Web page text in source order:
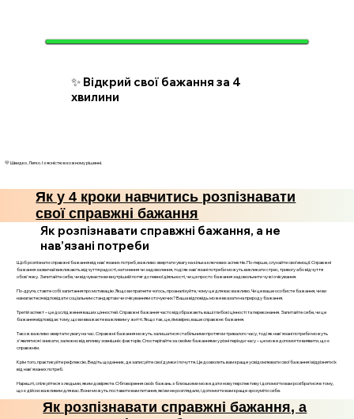
✨ Відкрий свої бажання за 4
хвилини
💛 Швидко. Легко. І з ясністю в кожному рішенні.
Як у 4 кроки навчитись розпізнавати
свої справжні бажання
Як розпізнавати справжні бажання, а не
нав’язані потреби
Щоб розпізнати справжні бажання від нав'язаних потреб, важливо звертати увагу на кілька ключових аспектів. По-перше, слухайте свої емоції. Справжні
бажання зазвичай викликають відчуття радості, натхнення чи задоволення, тоді як нав'язані потреби можуть викликати стрес, тривогу або відчуття
обов'язку. Запитайте себе, чи відчуваєте ви внутрішній потяг до певної діяльності, чи це просто бажання задовольнити чужі очікування.
По-друге, ставте собі запитання про мотивацію. Якщо ви прагнете чогось, проаналізуйте, чому це для вас важливо. Чи це ваше особисте бажання, чи ви
намагаєтеся відповідати соціальним стандартам чи очікуванням оточуючих? Ваша відповідь може вказати на природу бажання.
Третій аспект – це дослідження ваших цінностей. Справжні бажання часто відображають ваші глибокі цінності та переконання. Запитайте себе, чи це
бажання відповідає тому, що ви вважаєте важливим у житті. Якщо так, це, ймовірно, ваше справжнє бажання.
Також важливо звертати увагу на час. Справжні бажання можуть залишатися стабільними протягом тривалого часу, тоді як нав'язані потреби можуть
з'являтися і зникати, залежно від впливу зовнішніх факторів. Спостерігайте за своїми бажаннями у різні періоди часу – це може допомогти виявити, що є
справжнім.
Крім того, практикуйте рефлексію. Ведіть щоденник, де записуйте свої думки і почуття. Це дозволить вам краще усвідомлювати свої бажання і відрізняти їх
від нав'язаних потреб.
Нарешті, спілкуйтеся з людьми, яким довіряєте. Обговорення своїх бажань з близькими може дати нову перспективу і допомогти вам розібратися в тому,
що є дійсно важливим для вас. Вони можуть поставити вам питання, які ви не розглядали, і допомогти вам краще зрозуміти себе.
Як розпізнавати справжні бажання, а